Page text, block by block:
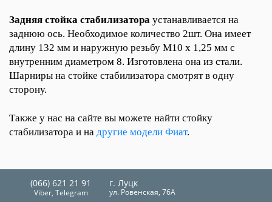
Задняя стойка стабилизатора устанавливается на
заднюю ось. Необходимое количество 2шт. Она имеет
длину 132 мм и наружную резьбу M10 x 1,25 мм с
внутренним диаметром 8. Изготовлена она из стали.
Шарниры на стойке стабилизатора смотрят в одну
сторону.
Также у нас на сайте вы можете найти стойку
стабилизатора и на другие модели Фиат.
(066) 621 21 91
Viber, Telegram
г. Луцк
ул. Ровенская, 76А